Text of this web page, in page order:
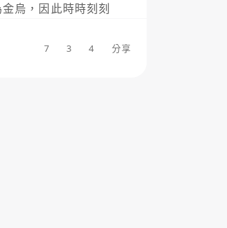
烏，因此時時刻刻
高潮段落又充滿魄
7 3 4 分享